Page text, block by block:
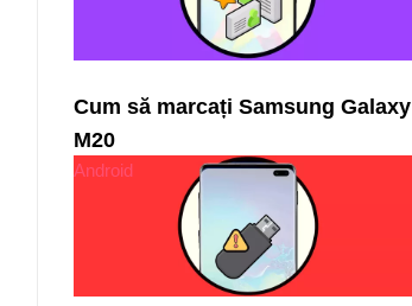
Cum să marcați Samsung Galaxy
M20
Android